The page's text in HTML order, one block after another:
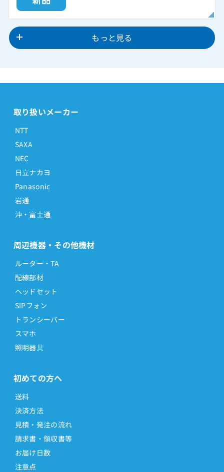
もっと見る
取り扱いメーカー
NTT
SAXA
NEC
日立ナカヨ
Panasonic
岩通
沖・富士通
周辺機器・その他機材
ルーター・TA
配線部材
ヘッドセット
SIPフォン
トランシーバー
スマホ
照明器具
初めての方へ
送料
決済方法
見積・発注の流れ
請求書・領収書等
お届け日数
注意点